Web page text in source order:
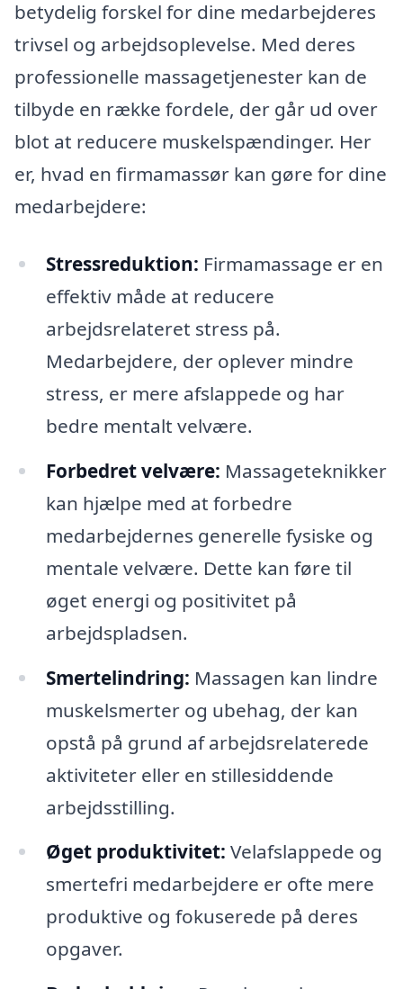
betydelig forskel for dine medarbejderes
trivsel og arbejdsoplevelse. Med deres
professionelle massagetjenester kan de
tilbyde en række fordele, der går ud over
blot at reducere muskelspændinger. Her
er, hvad en firmamassør kan gøre for dine
medarbejdere:
Stressreduktion: Firmamassage er en
effektiv måde at reducere
arbejdsrelateret stress på.
Medarbejdere, der oplever mindre
stress, er mere afslappede og har
bedre mentalt velvære.
Forbedret velvære: Massageteknikker
kan hjælpe med at forbedre
medarbejdernes generelle fysiske og
mentale velvære. Dette kan føre til
øget energi og positivitet på
arbejdspladsen.
Smertelindring: Massagen kan lindre
muskelsmerter og ubehag, der kan
opstå på grund af arbejdsrelaterede
aktiviteter eller en stillesiddende
arbejdsstilling.
Øget produktivitet: Velafslappede og
smertefri medarbejdere er ofte mere
produktive og fokuserede på deres
opgaver.